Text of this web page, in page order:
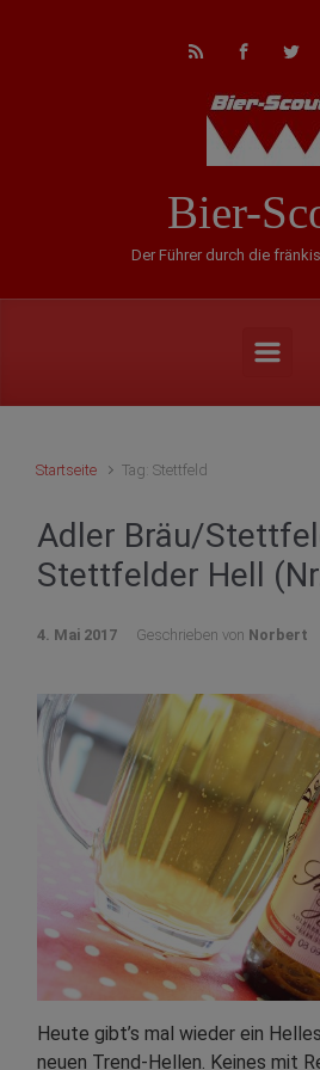
Bier-
Der Führer durch die
Startseite Tag: Stettfeld
Adler Bräu/
Stettfelder Hell
4. Mai 2017 Geschrieben von Norbert
Heute gibt’s mal wieder ein
neuen Trend-Hellen. Keines mit